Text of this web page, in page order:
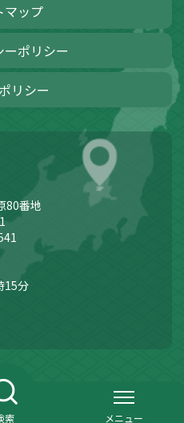
マップ
ーポリシー
リシー
80番地
15分
索 メニュー